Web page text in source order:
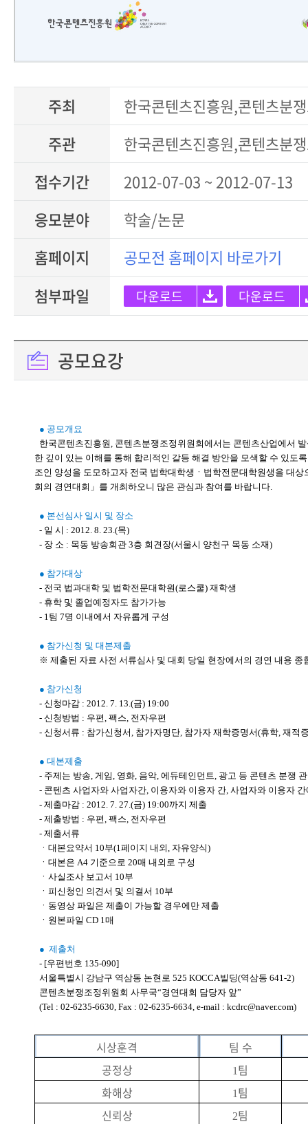
주최
한국콘텐츠진흥원,콘텐츠분
주관
한국콘텐츠진흥원,콘텐츠분
접수기간
2012-07-03 ~ 2012-07-13
응모분야
학술/논문
홈페이지
공모전 홈페이지 바로가기
첨부파일
다운로드 다운로드
공모요강
● 공모개요
한국콘텐츠진흥원, 콘텐츠분쟁조정위원회에서는 콘텐츠산업에서
한 깊이 있는 이해를 통해 합리적인 갈등 해결 방안을 모색할 수 있도
조인 양성을 도모하고자 전국 법학대학생ㆍ법학전문대학원생을 대
회의 경연대회」를 개최하오니 많은 관심과 참여를 바랍니다.
● 본선심사 일시 및 장소
- 일 시 : 2012. 8. 23.(목)
- 장 소 : 목동 방송회관 3층 회견장(서울시 양천구 목동 소재)
● 참가대상
- 전국 법과대학 및 법학전문대학원(로스쿨) 재학생
- 휴학 및 졸업예정자도 참가가능
- 1팀 7명 이내에서 자유롭게 구성
● 참가신청 및 대본제출
※ 제출된 자료 사전 서류심사 및 대회 당일 현장에서의 경연 내용 종
● 참가신청
- 신청마감 : 2012. 7. 13.(금) 19:00
- 신청방법 : 우편, 팩스, 전자우편
- 신청서류 : 참가신청서, 참가자명단, 참가자 재학증명서(휴학, 재적
● 대본제출
- 주제는 방송, 게임, 영화, 음악, 에듀테인먼트, 광고 등 콘텐츠 분쟁
- 콘텐츠 사업자와 사업자간, 이용자와 이용자 간, 사업자와 이용자
- 제출마감 : 2012. 7. 27.(금) 19:00까지 제출
- 제출방법 : 우편, 팩스, 전자우편
- 제출서류
ㆍ대본요약서 10부(1페이지 내외, 자유양식)
ㆍ대본은 A4 기준으로 20매 내외로 구성
ㆍ사실조사 보고서 10부
ㆍ피신청인 의견서 및 의결서 10부
ㆍ동영상 파일은 제출이 가능할 경우에만 제출
ㆍ원본파일 CD 1매
● 제출처
- [우편번호 135-090]
서울특별시 강남구 역삼동 논현로 525 KOCCA빌딩(역삼동 641-2)
콘텐츠분쟁조정위원회 사무국“경연대회 담당자 앞”
(Tel : 02-6235-6630, Fax : 02-6235-6634, e-mail : kcdrc@naver.com)
시상훈격
팀 수
공정상
1 팀
화해상
1 팀
신뢰상
2팀